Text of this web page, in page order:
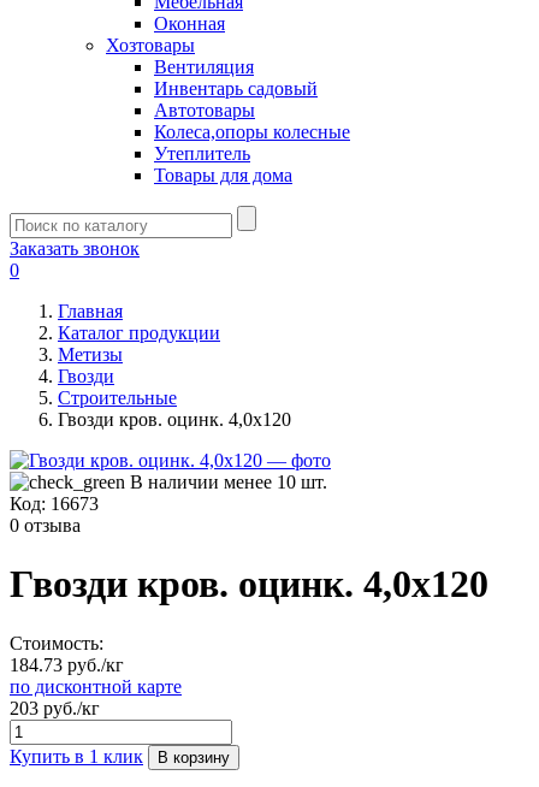
Оконная
Хозтовары
Вентиляция
Инвентарь садовый
Автотовары
Колеса,опоры колесные
Утеплитель
Товары для дома
Заказать звонок
0
Главная
Каталог продукции
Метизы
Гвозди
Строительные
Гвозди кров. оцинк. 4,0х120
В наличии менее 10 шт.
Код: 16673
0 отзыва
Гвозди кров. оцинк. 4,0х120
Стоимость:
184.73 руб./кг
по дисконтной карте
203 руб./кг
Купить в 1 клик В корзину